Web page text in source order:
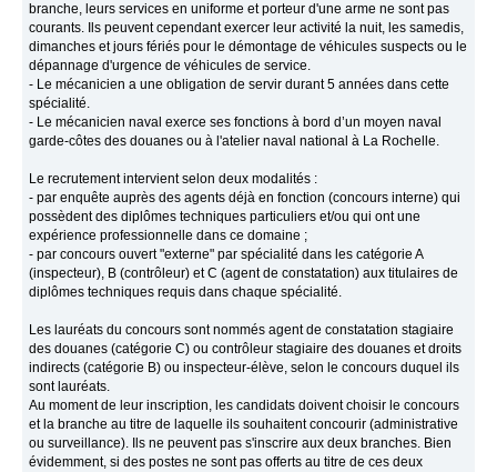
branche, leurs services en uniforme et porteur d'une arme ne sont pas
courants. Ils peuvent cependant exercer leur activité la nuit, les samedis,
dimanches et jours fériés pour le démontage de véhicules suspects ou le
dépannage d'urgence de véhicules de service.
- Le mécanicien a une obligation de servir durant 5 années dans cette
spécialité.
- Le mécanicien naval exerce ses fonctions à bord d’un moyen naval
garde-côtes des douanes ou à l'atelier naval national à La Rochelle.
Le recrutement intervient selon deux modalités :
- par enquête auprès des agents déjà en fonction (concours interne) qui
possèdent des diplômes techniques particuliers et/ou qui ont une
expérience professionnelle dans ce domaine ;
- par concours ouvert "externe" par spécialité dans les catégorie A
(inspecteur), B (contrôleur) et C (agent de constatation) aux titulaires de
diplômes techniques requis dans chaque spécialité.
Les lauréats du concours sont nommés agent de constatation stagiaire
des douanes (catégorie C) ou contrôleur stagiaire des douanes et droits
indirects (catégorie B) ou inspecteur-élève, selon le concours duquel ils
sont lauréats.
Au moment de leur inscription, les candidats doivent choisir le concours
et la branche au titre de laquelle ils souhaitent concourir (administrative
ou surveillance). Ils ne peuvent pas s'inscrire aux deux branches. Bien
évidemment, si des postes ne sont pas offerts au titre de ces deux